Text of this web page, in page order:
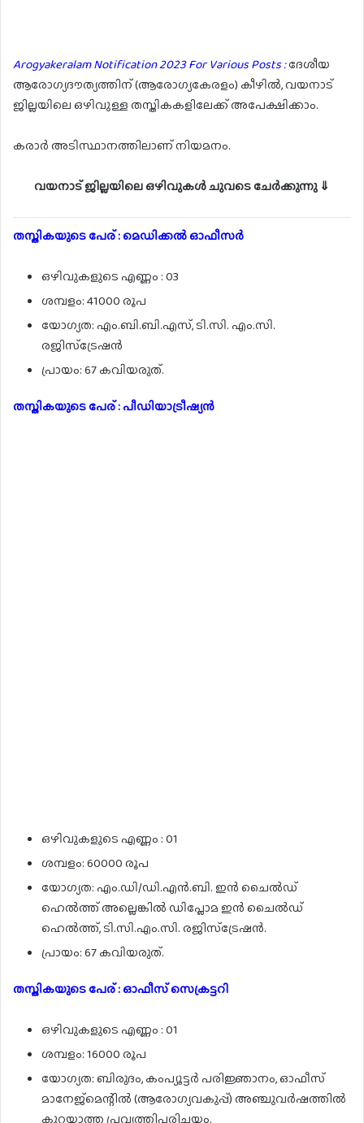
Arogyakeralam Notification 2023 For Various Posts :ദേശീയ
ആരോഗ്യദൗത്യത്തിന് (ആരോഗ്യകേരളം) കീഴിൽ, വയനാട്
ജില്ലയിലെ ഒഴിവുള്ള തസ്തികകളിലേക്ക് അപേക്ഷിക്കാം.
കരാർ അടിസ്ഥാനത്തിലാണ് നിയമനം.
വയനാട് ജില്ലയിലെ ഒഴിവുകൾ ചുവടെ ചേർക്കുന്നു ⇓
തസ്തികയുടെ പേര് : മെഡിക്കൽ ഓഫീസർ
ഒഴിവുകളുടെ എണ്ണം : 03
ശമ്പളം: 41000 രൂപ
യോഗ്യത: എം.ബി.ബി.എസ്, ടി.സി. എം.സി.
രജിസ്ട്രേഷൻ
പ്രായം: 67 കവിയരുത്.
തസ്തികയുടെ പേര് : പീഡിയാട്രീഷ്യൻ
ഒഴിവുകളുടെ എണ്ണം : 01
ശമ്പളം: 60000 രൂപ
യോഗ്യത: എം.ഡി/ഡി.എൻ.ബി. ഇൻ ചൈൽഡ്
ഹെൽത്ത് അല്ലെങ്കിൽ ഡിപ്ലോമ ഇൻ ചൈൽഡ്
ഹെൽത്ത്, ടി.സി.എം.സി. രജിസ്ട്രേഷൻ.
പ്രായം: 67 കവിയരുത്.
തസ്തികയുടെ പേര് : ഓഫീസ് സെക്രട്ടറി
ഒഴിവുകളുടെ എണ്ണം : 01
ശമ്പളം: 16000 രൂപ
യോഗ്യത: ബിരുദം, കംപ്യൂട്ടർ പരിജ്ഞാനം, ഓഫീസ്
മാനേജ്‌മെന്റിൽ (ആരോഗ്യവകുപ്പ്) അഞ്ചുവർഷത്തിൽ
കുറയാത്ത പ്രവൃത്തിപരിചയം.